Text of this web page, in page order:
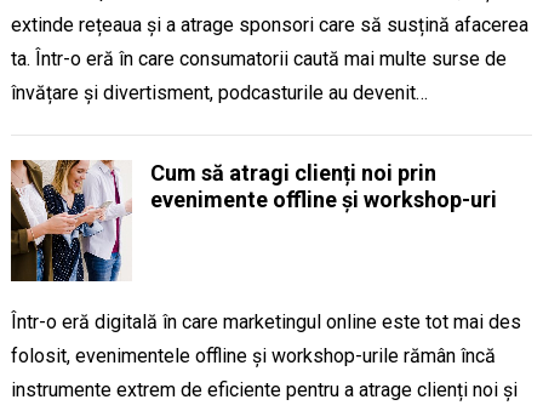
extinde rețeaua și a atrage sponsori care să susțină afacerea
ta. Într-o eră în care consumatorii caută mai multe surse de
învățare și divertisment, podcasturile au devenit…
Cum să atragi clienți noi prin
evenimente offline și workshop-uri
Într-o eră digitală în care marketingul online este tot mai des
folosit, evenimentele offline și workshop-urile rămân încă
instrumente extrem de eficiente pentru a atrage clienți noi și